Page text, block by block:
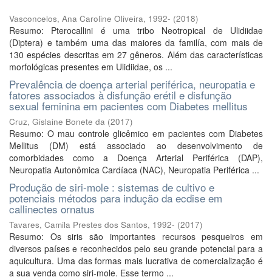
Vasconcelos, Ana Caroline Oliveira, 1992- (2018)
Resumo: Pterocallini é uma tribo Neotropical de Ulidiidae
(Diptera) e também uma das maiores da familía, com mais de
130 espécies descritas em 27 gêneros. Além das características
morfológicas presentes em Ulidiidae, os ...
Prevalência de doença arterial periférica, neuropatia e
fatores associados à disfunção erétil e disfunção
sexual feminina em pacientes com Diabetes mellitus
Cruz, Gislaine Bonete da (2017)
Resumo: O mau controle glicêmico em pacientes com Diabetes
Mellitus (DM) está associado ao desenvolvimento de
comorbidades como a Doença Arterial Periférica (DAP),
Neuropatia Autonômica Cardíaca (NAC), Neuropatia Periférica ...
Produção de siri-mole : sistemas de cultivo e
potenciais métodos para indução da ecdise em
callinectes ornatus
Tavares, Camila Prestes dos Santos, 1992- (2017)
Resumo: Os siris são importantes recursos pesqueiros em
diversos países e reconhecidos pelo seu grande potencial para a
aquicultura. Uma das formas mais lucrativa de comercialização é
a sua venda como siri-mole. Esse termo ...